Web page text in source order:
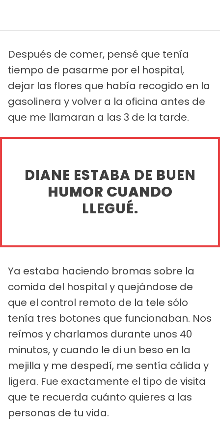
Después de comer, pensé que tenía
tiempo de pasarme por el hospital,
dejar las flores que había recogido en la
gasolinera y volver a la oficina antes de
que me llamaran a las 3 de la tarde.
DIANE ESTABA DE BUEN
HUMOR CUANDO
LLEGUÉ.
Ya estaba haciendo bromas sobre la
comida del hospital y quejándose de
que el control remoto de la tele sólo
tenía tres botones que funcionaban. Nos
reímos y charlamos durante unos 40
minutos, y cuando le di un beso en la
mejilla y me despedí, me sentía cálida y
ligera. Fue exactamente el tipo de visita
que te recuerda cuánto quieres a las
personas de tu vida.